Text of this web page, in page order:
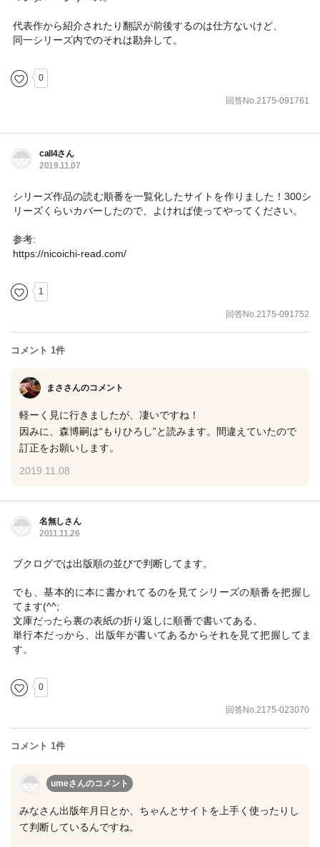
代表作から紹介されたり翻訳が前後するのは仕方ないけど、
同一シリーズ内でのそれは勘弁して。
0
回答No.2175-091761
call4さん
2019.11.07
シリーズ作品の読む順番を一覧化したサイトを作りました！300シ
リーズくらいカバーしたので、よければ使ってやってください。
参考:
https://nicoichi-read.com/
1
回答No.2175-091752
コメント 1件
まささんのコメント
軽ーく見に行きましたが、凄いですね！
因みに、森博嗣は“もりひろし”と読みます。間違えていたので
訂正をお願いします。
2019.11.08
名無しさん
2011.11.26
ブクログでは出版順の並びで判断してます。
でも、基本的に本に書かれてるのを見てシリーズの順番を把握し
てます(^^;
文庫だったら裏の表紙の折り返しに順番で書いてある。
単行本だっから、出版年が書いてあるからそれを見て把握してま
す。
0
回答No.2175-023070
コメント 1件
umeさんのコメント
みなさん出版年月日とか、ちゃんとサイトを上手く使ったりし
て判断しているんですね。